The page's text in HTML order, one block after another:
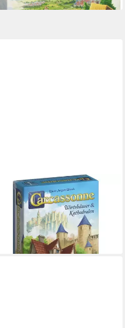
HANS IM GLÜCK
Spiel Carcassonne -
Wirtshäuser und Kathedralen
ab 22,40 €
lieferbar - in 3-4 Werktagen bei dir